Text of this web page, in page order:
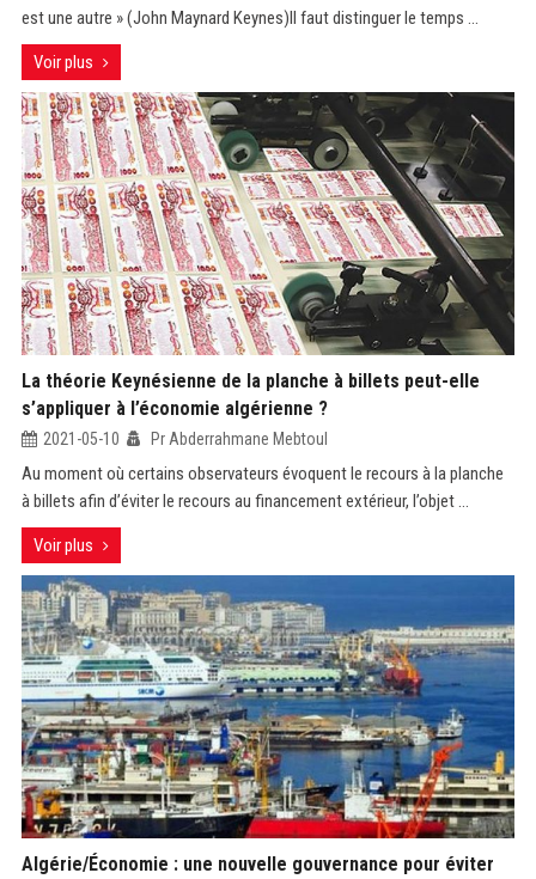
est une autre » (John Maynard Keynes)Il faut distinguer le temps ...
Voir plus
La théorie Keynésienne de la planche à billets peut-elle
s’appliquer à l’économie algérienne ?
2021-05-10 Pr Abderrahmane Mebtoul
Au moment où certains observateurs évoquent le recours à la planche
à billets afin d’éviter le recours au financement extérieur, l’objet ...
Voir plus
Algérie/Économie : une nouvelle gouvernance pour éviter